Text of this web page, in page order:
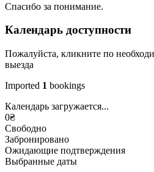
Спасибо за понимание.
Календарь доступности
Пожалуйста, кликните по
выезда
Imported 1 bookings
Календарь загружается...
0₴
Свободно
Забронировано
Ожидающие подтверждения
Выбранные даты